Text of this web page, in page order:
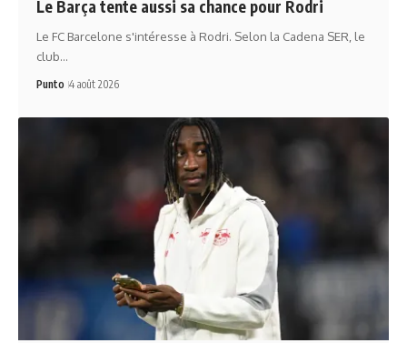
Le Barça tente aussi sa chance pour Rodri
Le FC Barcelone s'intéresse à Rodri. Selon la Cadena SER, le
club…
Punto 4 août 2026